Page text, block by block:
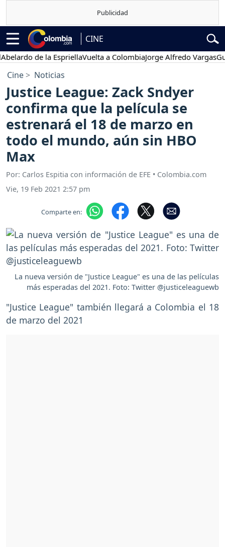
CINE
de la EspriellaVuelta a ColombiaJorge Alfredo VargasGustavo
Cine Noticias
Justice League: Zack Sndyer
confirma que la película se
estrenará el 18 de marzo en
todo el mundo, aún sin HBO
Max
Por: Carlos Espitia con información de EFE • Colombia.com
Vie, 19 Feb 2021 2:57 pm
Comparte en:
La nueva versión de "Justice League" es una de las películas
más esperadas del 2021. Foto: Twitter @justiceleaguewb
"Justice League" también llegará a Colombia el 18
de marzo del 2021